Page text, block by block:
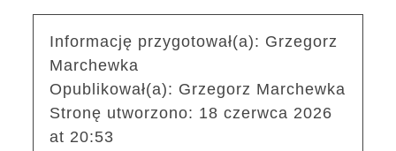
Informację przygotował(a): Grzegorz
Marchewka
Opublikował(a): Grzegorz Marchewka
Stronę utworzono: 18 czerwca 2026
at 20:53